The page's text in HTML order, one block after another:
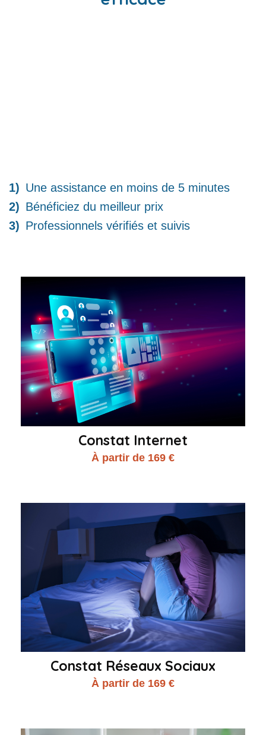
Une assistance en moins de 5 minutes
Bénéficiez du meilleur prix
Professionnels vérifiés et suivis
Constat Internet
À partir de 169 €
Constat Réseaux Sociaux
À partir de 169 €